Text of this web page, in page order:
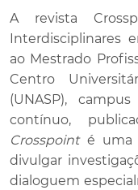
A revista
Interdisciplinares
ao Mestrado
Centro
(UNASP),
contínuo,
Crosspoint é uma
divulgar
dialoguem